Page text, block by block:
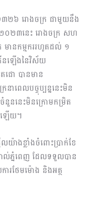
៣២៦ រោងចក្រ ជាមួយនឹង
២០២៣នេះ រោងចក្រ សហ
ានកម្មកររហូតដល់ ១
នឡើងនៃវិស័យ
ជោ បានមាន
នាពេលបច្ចុប្បន្ននេះមិន
ននេះមិនក្រោមកម្រិត
ឡើយ។
លយ៉ាងខ្លាំងចំពោះប្រាក់ខែ
ាល់ភ្នំពេញ ដែលទទួលបាន
រថែមម៉ោង និងអត្ថ